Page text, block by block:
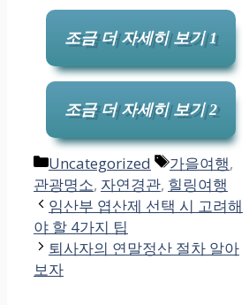
조금 더 자세히 보기 1
조금 더 자세히 보기 2
카
테
고
리
Uncategorized
태
그
가을여행,
관광명소, 자연경관, 힐링여행
임산부 엽산제 선택 시 고려해
야 할 4가지 팁
퇴사자의 연말정산 절차 알아
보자